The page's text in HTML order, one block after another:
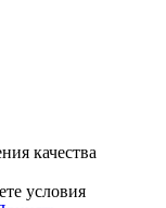
качества
условия